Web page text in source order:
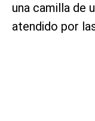
una camilla de
atendido por